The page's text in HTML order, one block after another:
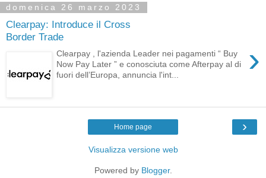
domenica 26 marzo 2023
Clearpay: Introduce il Cross
Border Trade
›
Clearpay , l'azienda Leader nei pagamenti “ Buy
Now Pay Later ” e conosciuta come Afterpay al di
fuori dell’Europa, annuncia l'int...
›
Home page
Visualizza versione web
Powered by Blogger.